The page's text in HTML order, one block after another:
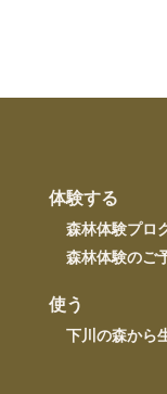
体験する
森林体験プロ
森林体験のご
使う
下川の森から